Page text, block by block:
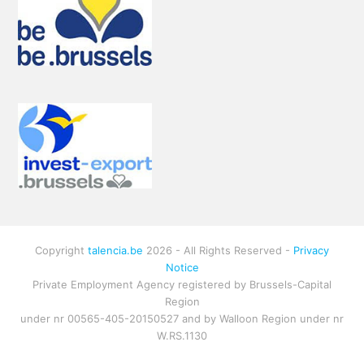
Copyright talencia.be 2026 - All Rights Reserved - Privacy
Notice
Private Employment Agency registered by Brussels-Capital
Region
under nr 00565-405-20150527 and by Walloon Region under nr
W.RS.1130